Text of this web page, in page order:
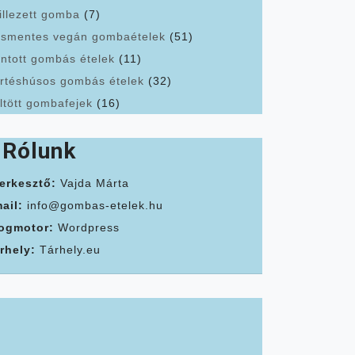
gomba (7)
vegán gombaételek (51)
gombás ételek (11)
gombás ételek (32)
gombafejek (16)
Rólunk
Vajda Márta
info@gombas-etelek.hu
Wordpress
Tárhely.eu